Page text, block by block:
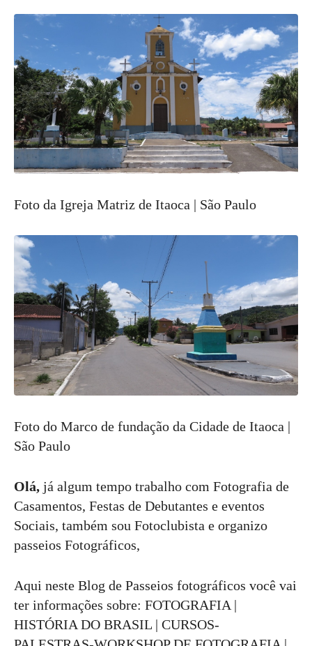
Foto da Igreja Matriz de Itaoca | São Paulo
Foto do Marco de fundação da Cidade de Itaoca |
São Paulo
Olá, já algum tempo trabalho com Fotografia de
Casamentos, Festas de Debutantes e eventos
Sociais, também sou Fotoclubista e organizo
passeios Fotográficos,
Aqui neste Blog de Passeios fotográficos você vai
ter informações sobre: FOTOGRAFIA |
HISTÓRIA DO BRASIL | CURSOS-